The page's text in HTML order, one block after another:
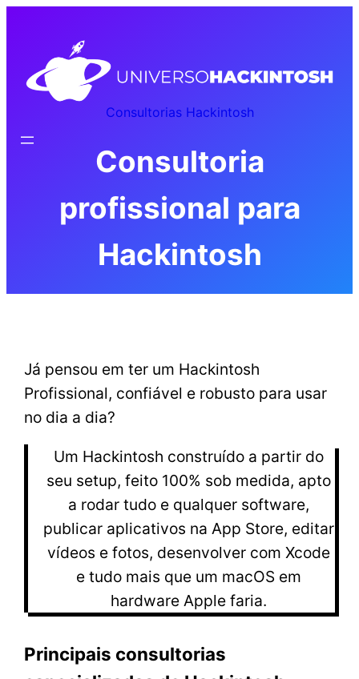
conteúdo
Consultorias Hackintosh
Consultoria
profissional para
Hackintosh
Já pensou em ter um Hackintosh
Profissional, confiável e robusto para usar
no dia a dia?
Um Hackintosh construído a partir do
seu setup, feito 100% sob medida, apto
a rodar tudo e qualquer software,
publicar aplicativos na App Store, editar
vídeos e fotos, desenvolver com Xcode
e tudo mais que um macOS em
hardware Apple faria.
Principais consultorias